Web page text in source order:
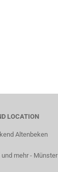
LOCATION
Altenbeken
mehr - Münster